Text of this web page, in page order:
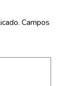
Campos